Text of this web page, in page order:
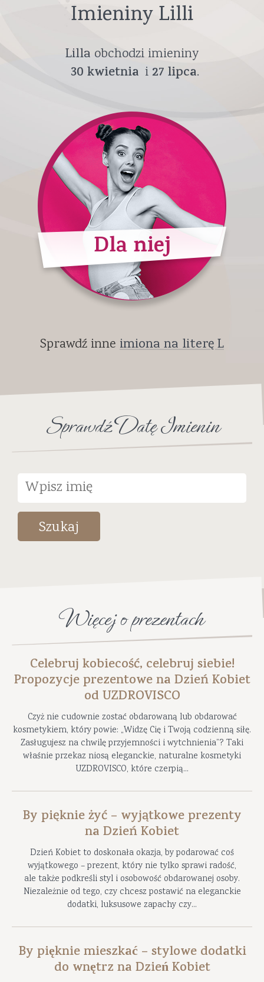
Imieniny Lilli
Lilla obchodzi imieniny
30 kwietnia 27 lipca
Dla niej
Sprawdź inne imiona na literę L
Sprawdź Datę Imienin
Szukaj
Więcej o prezentach
Celebruj kobiecość, celebruj siebie!
Propozycje prezentowe na Dzień Kobiet
od UZDROVISCO
Czyż nie cudownie zostać obdarowaną lub obdarować
kosmetykiem, który powie: „Widzę Cię i Twoją codzienną siłę.
Zasługujesz na chwilę przyjemności i wytchnienia”? Taki
właśnie przekaz niosą eleganckie, naturalne kosmetyki
UZDROVISCO, które czerpią...
By pięknie żyć – wyjątkowe prezenty
na Dzień Kobiet
Dzień Kobiet to doskonała okazja, by podarować coś
wyjątkowego – prezent, który nie tylko sprawi radość,
ale także podkreśli styl i osobowość obdarowanej osoby.
Niezależnie od tego, czy chcesz postawić na eleganckie
dodatki, luksusowe zapachy czy...
By pięknie mieszkać – stylowe dodatki
do wnętrz na Dzień Kobiet